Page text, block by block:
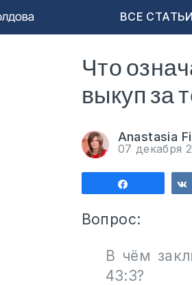
ВСЕ СТАТЬИ
Что
выкуп за
Anastasia
07 декабря
Поделиться
Вопрос:
В чём
43:3?